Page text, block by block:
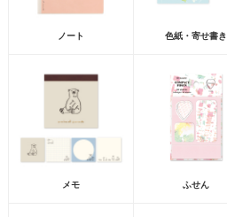
ノート 色紙・寄せ書き
メモ ふせん